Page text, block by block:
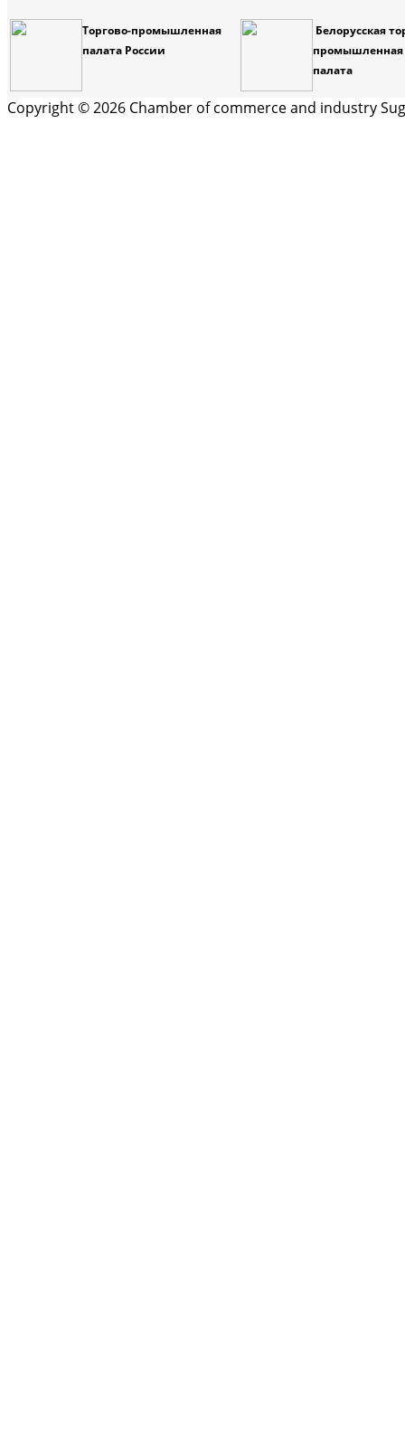
Торгово-промышленная
палата России
Белорусская
промышленная
палата
Copyright © 2026 Chamber of commerce and industry